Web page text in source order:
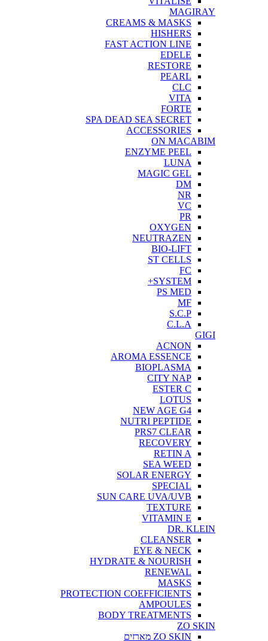
MAGIRAY
CREAMS & MASKS
HISHERS
FAST ACTION LINE
EDELE
RESTORE
PEARL
CLC
VITA
FORTE
SPA DEAD SEA SECRET
ACCESSORIES
ON MACABIM
ENZYME PEEL
LUNA
MAGIC GEL
DM
NR
VC
PR
OXYGEN
NEUTRAZEN
BIO-LIFT
ST CELLS
FC
SYSTEM+
PS MED
MF
S.C.P
C.L.A
GIGI
ACNON
AROMA ESSENCE
BIOPLASMA
CITY NAP
ESTER C
LOTUS
NEW AGE G4
NUTRI PEPTIDE
PRS7 CLEAR
RECOVERY
RETIN A
SEA WEED
SOLAR ENERGY
SPECIAL
SUN CARE UVA/UVB
TEXTURE
VITAMIN E
DR. KLEIN
CLEANSER
EYE & NECK
HYDRATE & NOURISH
RENEWAL
MASKS
PROTECTION COEFFICIENTS
AMPOULES
BODY TREATMENTS
ZO SKIN
ZO SKIN מארזים